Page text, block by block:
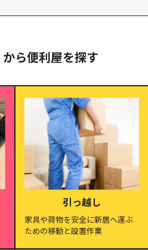
から便利屋を探す
引っ越し
家具や荷物を安全に新居へ運ぶ
ための移動と設置作業